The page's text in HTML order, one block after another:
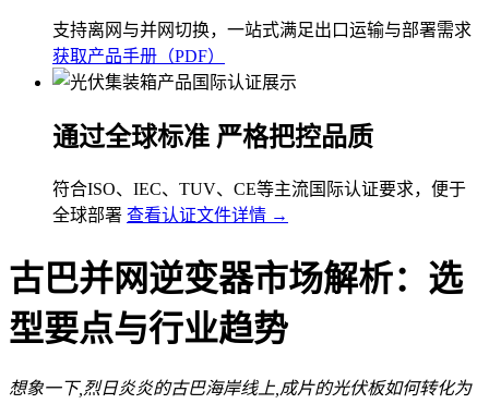
支持离网与并网切换，一站式满足出口运输与部署需求
获取产品手册（PDF）
通过全球标准 严格把控品质
符合ISO、IEC、TUV、CE等主流国际认证要求，便于
全球部署 查看认证文件详情 →
古巴并网逆变器市场解析：选
型要点与行业趋势
想象一下,烈日炎炎的古巴海岸线上,成片的光伏板如何转化为